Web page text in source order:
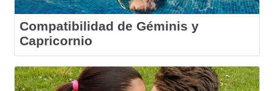
Compatibilidad de Géminis y
Capricornio